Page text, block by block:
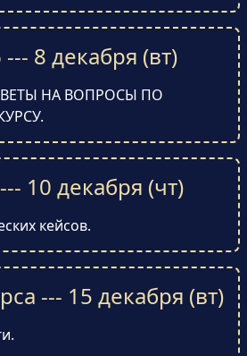
8 декабря (вт)
НА ВОПРОСЫ ПО
10 декабря (чт)
кейсов.
--- 15 декабря (вт)